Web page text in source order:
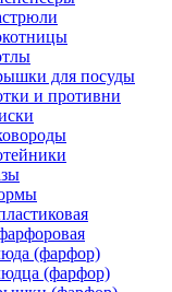
для посуды
и противни
(фарфор)
(фарфор)